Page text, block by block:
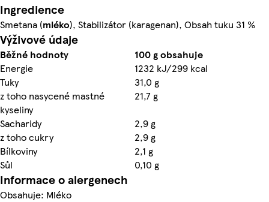
Ingredience
Smetana (mléko), Stabilizátor (karagenan), Obsah tuku 31 %
Výživové údaje
Běžné hodnoty
100 g obsahuje
Energie
1232 kJ/299 kcal
Tuky
31,0 g
z toho nasycené mastné
kyseliny
21,7 g
Sacharidy
2,9 g
z toho cukry
2,9 g
Bílkoviny
2,1 g
Sůl
0,10 g
Informace o alergenech
Obsahuje: Mléko